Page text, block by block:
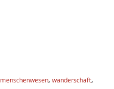
menschenwesen, wanderschaft,